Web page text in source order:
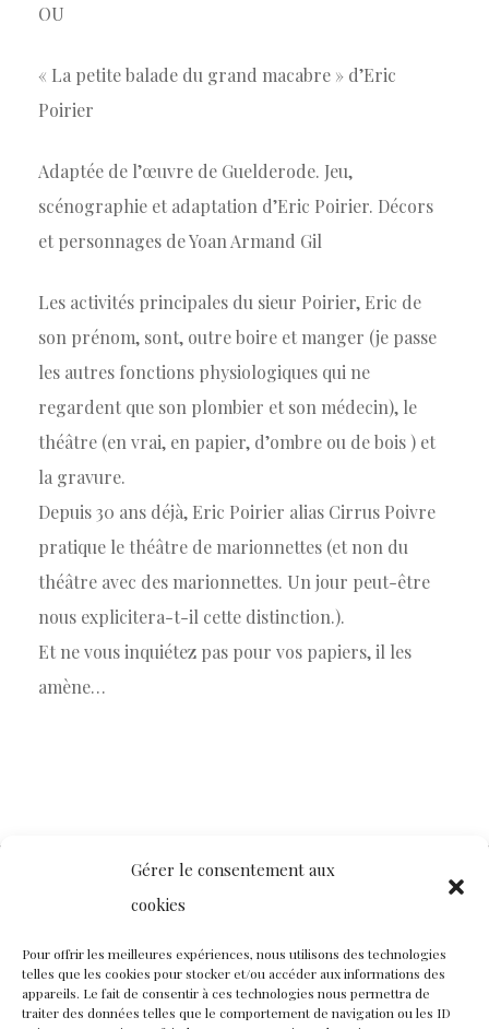
Gérer le consentement aux
cookies
Pour offrir les meilleures expériences, nous utilisons des technologies
telles que les cookies pour stocker et/ou accéder aux informations des
appareils. Le fait de consentir à ces technologies nous permettra de
traiter des données telles que le comportement de navigation ou les ID
OU
« La petite balade du grand macabre » d’Eric
Poirier
Adaptée de l’œuvre de Guelderode. Jeu,
scénographie et adaptation d’Eric Poirier. Décors
et personnages de Yoan Armand Gil
Les activités principales du sieur Poirier, Eric de
son prénom, sont, outre boire et manger (je passe
les autres fonctions physiologiques qui ne
regardent que son plombier et son médecin), le
théâtre (en vrai, en papier, d’ombre ou de bois ) et
la gravure.
Depuis 30 ans déjà, Eric Poirier alias Cirrus Poivre
pratique le théâtre de marionnettes (et non du
théâtre avec des marionnettes. Un jour peut-être
nous explicitera-t-il cette distinction.).
Et ne vous inquiétez pas pour vos papiers, il les
amène…
Nous rejoindre
Politique de confidentialité